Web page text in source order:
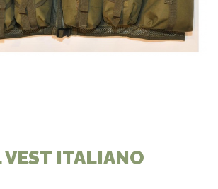
VEST ITALIANO